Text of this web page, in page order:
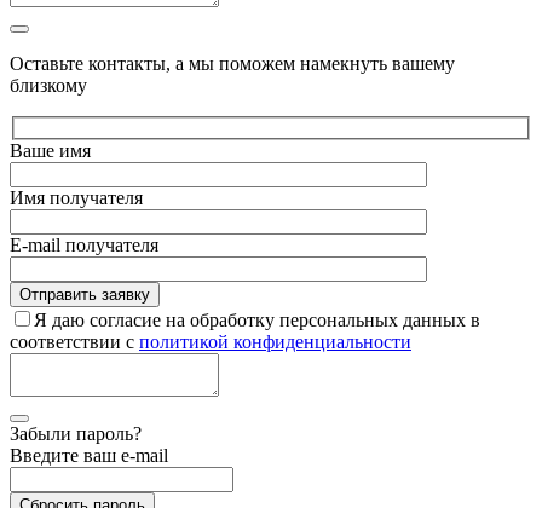
Оставьте контакты, а мы поможем намекнуть вашему
близкому
Ваше имя
Имя получателя
E-mail получателя
Я даю согласие на обработку персональных данных в
соответствии с политикой конфиденциальности
Забыли пароль?
Введите ваш e-mail